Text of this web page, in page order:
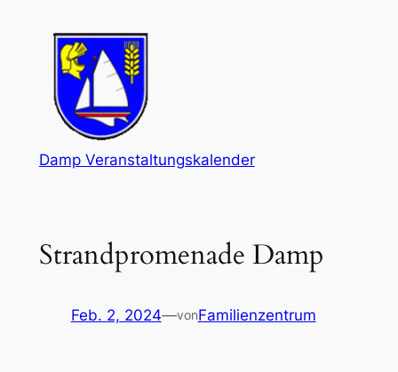
springen
Damp Veranstaltungskalender
Strandpromenade Damp
Feb. 2, 2024—vonFamilienzentrum